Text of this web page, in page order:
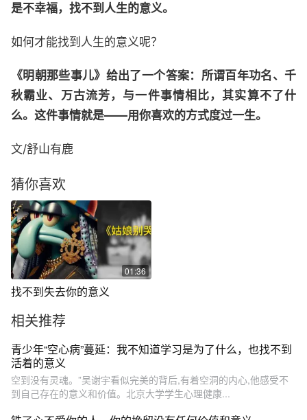
是不幸福，找不到人生的意义。
如何才能找到人生的意义呢？
《明朝那些事儿》给出了一个答案：所谓百年功名、千
秋霸业、万古流芳，与一件事情相比，其实算不了什
么。这件事情就是——用你喜欢的方式度过一生。
文/舒山有鹿
猜你喜欢
01:36
找不到失去你的意义
相关推荐
青少年“空心病”蔓延：我不知道学习是为了什么，也找不到
活着的意义
空到没有灵魂。”吴谢宇看似完美的背后,有着空洞的内心,他感受不
到自己存在的意义和价值。北京大学学生心理健康...